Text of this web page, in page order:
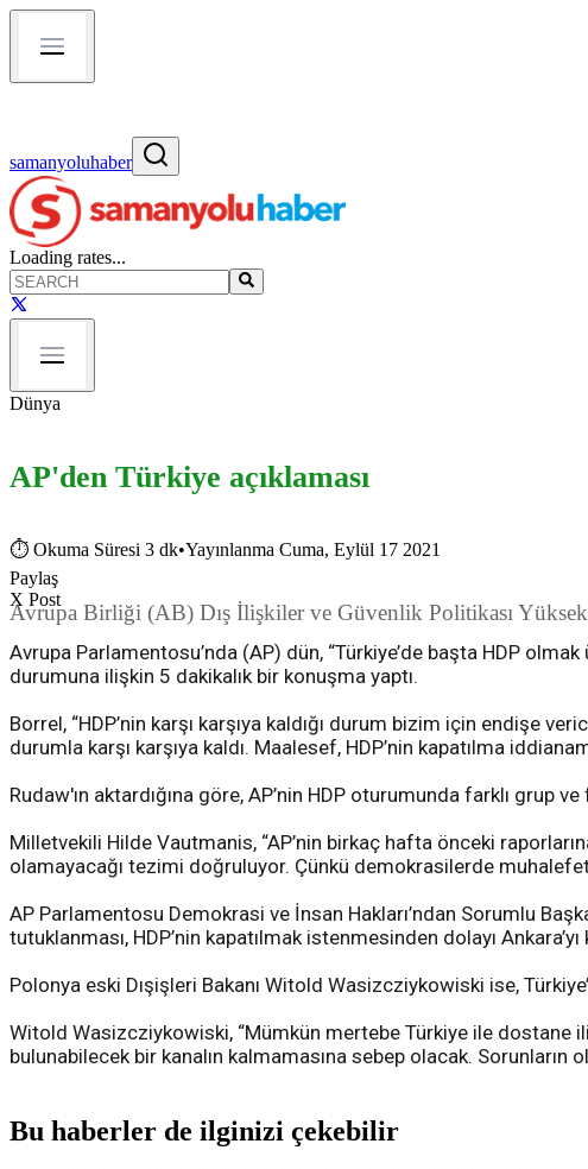
samanyoluhaber
Loading rates...
Dünya
AP'den Türkiye açıklaması
⏱ Okuma Süresi 3 dk•Yayınlanma Cuma, Eylül 17 2021
Paylaş
X Post
Avrupa Birliği (AB) Dış İlişkiler ve Güvenlik Politikası
Avrupa Parlamentosu’nda (AP) dün, “Türkiye’de başta HDP
durumuna ilişkin 5 dakikalık bir konuşma yaptı.
Borrel, “HDP’nin karşı karşıya kaldığı durum bizim için endişe
durumla karşı karşıya kaldı. Maalesef, HDP’nin kapatılma
Rudaw'ın aktardığına göre, AP’nin HDP oturumunda farklı grup
Milletvekili Hilde Vautmanis, “AP’nin birkaç hafta önceki
olamayacağı tezimi doğruluyor. Çünkü demokrasilerde
AP Parlamentosu Demokrasi ve İnsan Hakları’ndan Sorumlu
tutuklanması, HDP’nin kapatılmak istenmesinden dolayı Ankara’yı
Polonya eski Dışişleri Bakanı Witold Wasizcziykowiski ise,
Witold Wasizcziykowiski, “Mümkün mertebe Türkiye ile dostane
bulunabilecek bir kanalın kalmamasına sebep olacak.
Bu haberler de ilginizi çekebilir